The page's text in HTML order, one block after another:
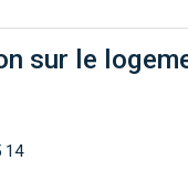
sur le
14